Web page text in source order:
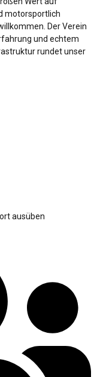
motorsportlich
Der Verein
und echtem
rundet unser
ausüben